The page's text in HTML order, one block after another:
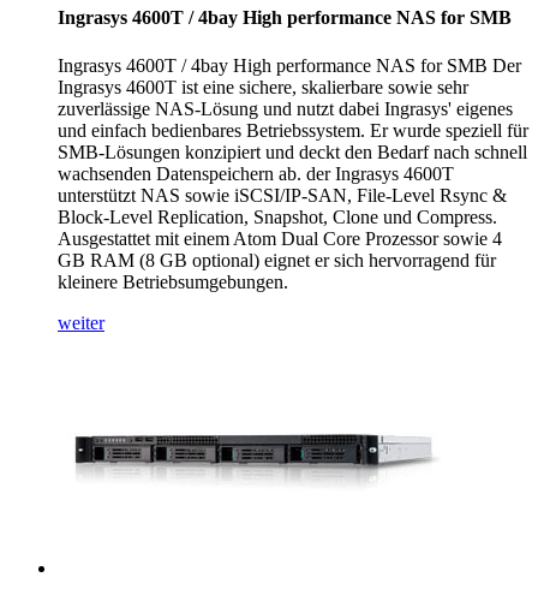
Ingrasys 4600T / 4bay High performance NAS for SMB
Ingrasys 4600T / 4bay High performance NAS for SMB Der
Ingrasys 4600T ist eine sichere, skalierbare sowie sehr
zuverlässige NAS-Lösung und nutzt dabei Ingrasys' eigenes
und einfach bedienbares Betriebssystem. Er wurde speziell für
SMB-Lösungen konzipiert und deckt den Bedarf nach schnell
wachsenden Datenspeichern ab. der Ingrasys 4600T
unterstützt NAS sowie iSCSI/IP-SAN, File-Level Rsync &
Block-Level Replication, Snapshot, Clone und Compress.
Ausgestattet mit einem Atom Dual Core Prozessor sowie 4
GB RAM (8 GB optional) eignet er sich hervorragend für
kleinere Betriebsumgebungen.
weiter